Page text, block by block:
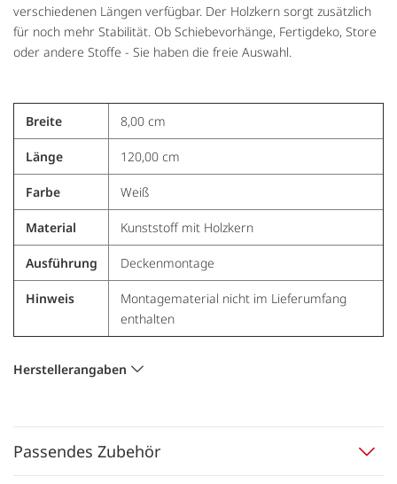
verschiedenen Längen verfügbar. Der Holzkern sorgt zusätzlich
für noch mehr Stabilität. Ob Schiebevorhänge, Fertigdeko, Store
oder andere Stoffe - Sie haben die freie Auswahl.
Breite 8,00 cm
Länge 120,00 cm
Farbe Weiß
Material Kunststoff mit Holzkern
Ausführung Deckenmontage
Hinweis
Montagematerial nicht im Lieferumfang
enthalten
Herstellerangaben
Passendes Zubehör